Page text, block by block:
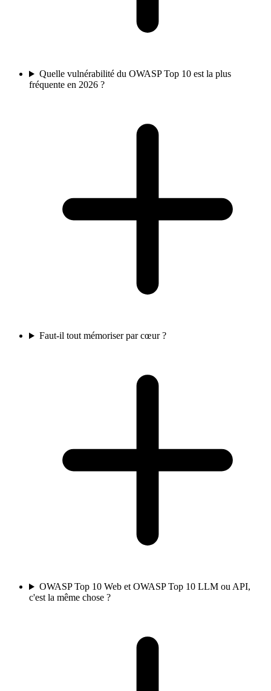
Quelle vulnérabilité du OWASP Top 10 est la plus
fréquente en 2026 ?
Faut-il tout mémoriser par cœur ?
OWASP Top 10 Web et OWASP Top 10 LLM ou API,
c'est la même chose ?